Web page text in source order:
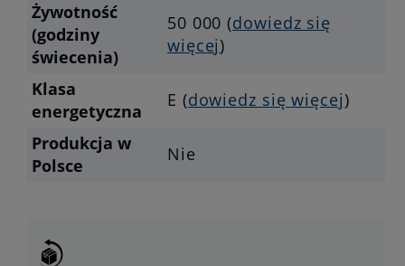
Żywotność
(godziny
świecenia)
50 000 (dowiedz się
więcej)
Klasa
energetyczna
E (dowiedz się więcej)
Produkcja w
Polsce
Nie